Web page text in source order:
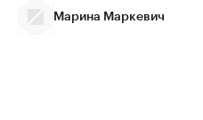
Марина Маркевич